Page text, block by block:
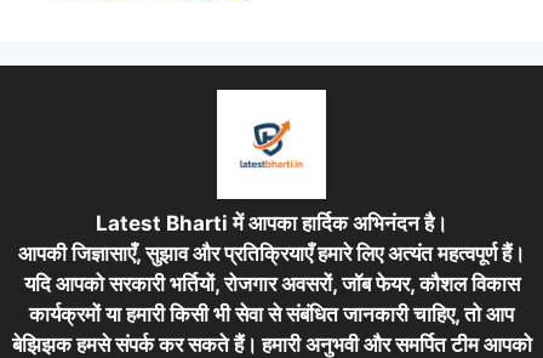
Latest Bharti में आपका हार्दिक अभिनंदन है।
आपकी जिज्ञासाएँ, सुझाव और प्रतिक्रियाएँ हमारे लिए अत्यंत महत्वपूर्ण हैं।
यदि आपको सरकारी भर्तियों, रोजगार अवसरों, जॉब फेयर, कौशल विकास
कार्यक्रमों या हमारी किसी भी सेवा से संबंधित जानकारी चाहिए, तो आप
बेझिझक हमसे संपर्क कर सकते हैं। हमारी अनुभवी और समर्पित टीम आपको